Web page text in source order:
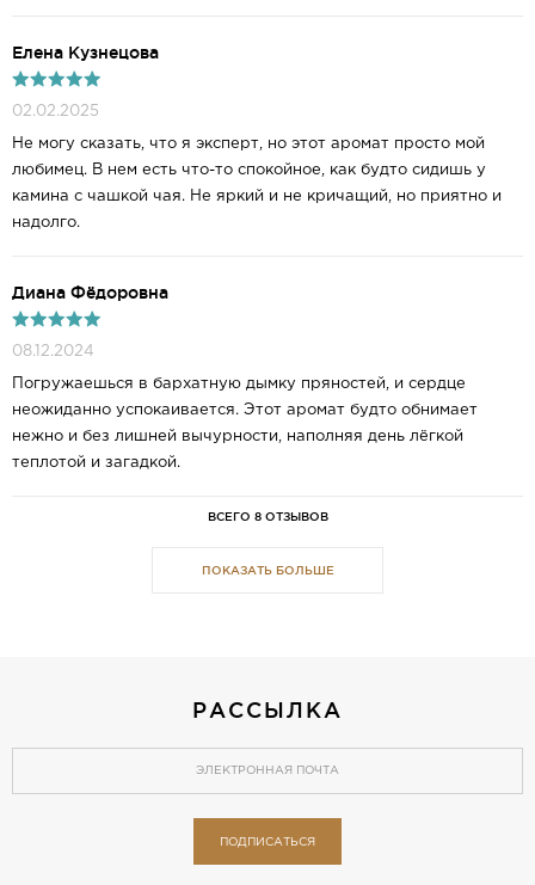
Елена Кузнецова
02.02.2025
Не могу сказать, что я эксперт, но этот аромат просто мой
любимец. В нем есть что-то спокойное, как будто сидишь у
камина с чашкой чая. Не яркий и не кричащий, но приятно и
надолго.
Диана Фёдоровна
08.12.2024
Погружаешься в бархатную дымку пряностей, и сердце
неожиданно успокаивается. Этот аромат будто обнимает
нежно и без лишней вычурности, наполняя день лёгкой
теплотой и загадкой.
ВСЕГО 8 ОТЗЫВОВ
ПОКАЗАТЬ БОЛЬШЕ
РАССЫЛКА
ПОДПИСАТЬСЯ